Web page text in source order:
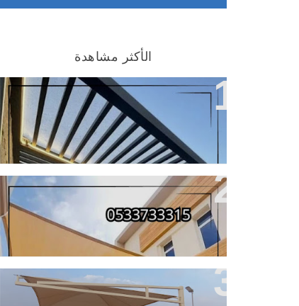
الأكثر مشاهدة
افضل انواع المظلات والسواتر بجده
افضل فنيين تركيب مظلات وسواتر في
مكة
من اعمالنا